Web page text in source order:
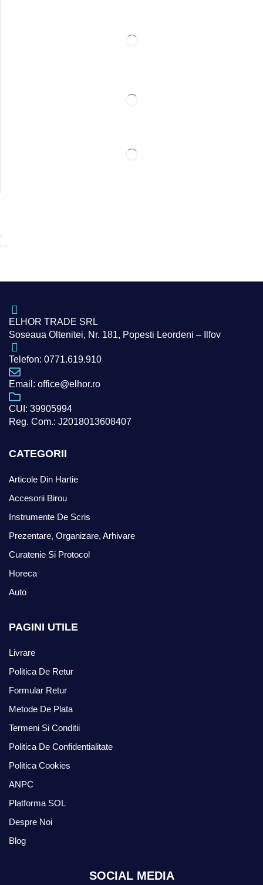
ELHOR TRADE SRL
Soseaua Oltenitei, Nr. 181, Popesti Leordeni – Ilfov
Telefon: 0771.619.910
Email: office@elhor.ro
CUI: 39905994
Reg. Com.: J2018013608407
CATEGORII
Articole Din Hartie
Accesorii Birou
Instrumente De Scris
Prezentare, Organizare, Arhivare
Curatenie Si Protocol
Horeca
Auto
PAGINI UTILE
Livrare
Politica De Retur
Formular Retur
Metode De Plata
Termeni Si Conditii
Politica De Confidentialitate
Politica Cookies
ANPC
Platforma SOL
Despre Noi
Blog
SOCIAL MEDIA